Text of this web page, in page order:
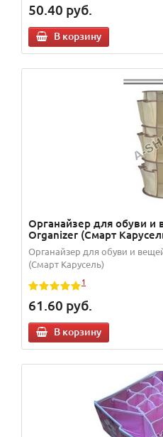
50.40 руб.
В корзину
Органайзер для обуви и
Organizer (Смарт
Органайзер для обуви и
(Смарт Карусель)
1
61.60 руб.
В корзину